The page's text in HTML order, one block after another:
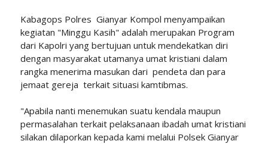
Kabagops Polres Gianyar Kompol menyampaikan
kegiatan "Minggu Kasih" adalah merupakan Program
dari Kapolri yang bertujuan untuk mendekatkan diri
dengan masyarakat utamanya umat kristiani dalam
rangka menerima masukan dari pendeta dan para
jemaat gereja terkait situasi kamtibmas.
"Apabila nanti menemukan suatu kendala maupun
permasalahan terkait pelaksanaan ibadah umat kristiani
silakan dilaporkan kepada kami melalui Polsek Gianyar